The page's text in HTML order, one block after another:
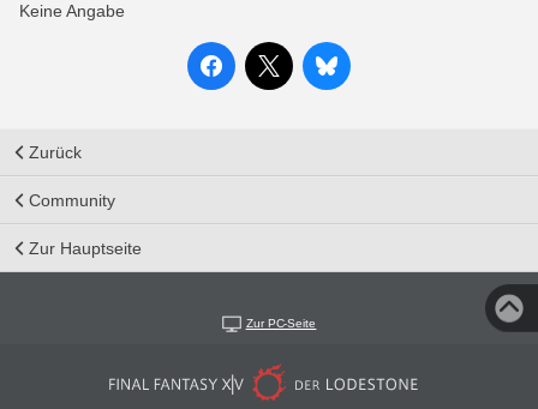
Keine Angabe
Zurück
Community
Zur Hauptseite
Zur PC-Seite